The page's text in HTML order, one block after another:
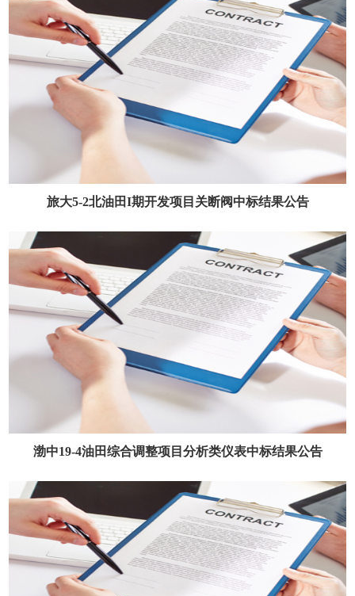
旅大5-2北油田I期开发项目关断阀中标结果公告
渤中19-4油田综合调整项目分析类仪表中标结果公告